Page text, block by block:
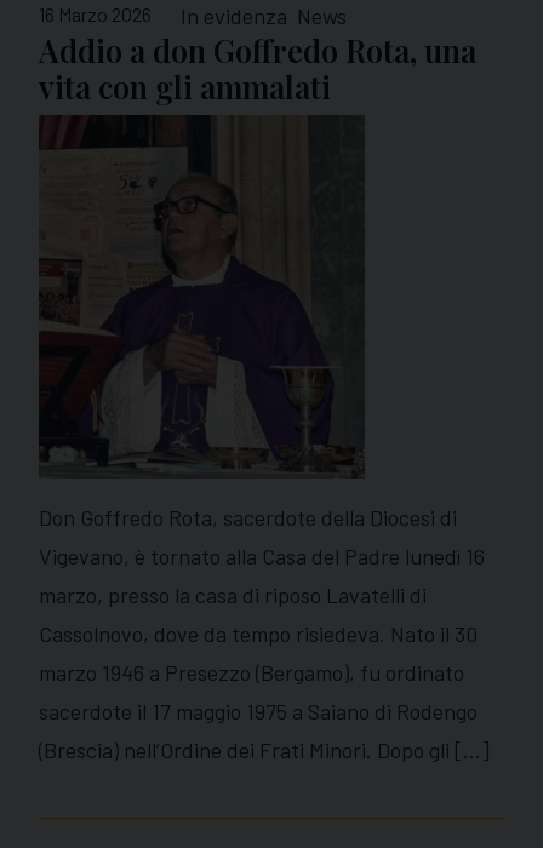
16 Marzo 2026 In evidenza News
Addio a don Goffredo Rota, una
vita con gli ammalati
Don Goffredo Rota, sacerdote della Diocesi di
Vigevano, è tornato alla Casa del Padre lunedì 16
marzo, presso la casa di riposo Lavatelli di
Cassolnovo, dove da tempo risiedeva. Nato il 30
marzo 1946 a Presezzo (Bergamo), fu ordinato
sacerdote il 17 maggio 1975 a Saiano di Rodengo
(Brescia) nell’Ordine dei Frati Minori. Dopo gli […]